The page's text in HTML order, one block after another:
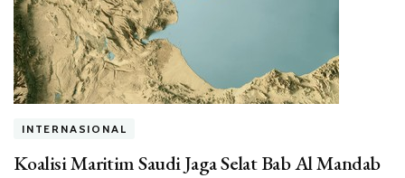
INTERNASIONAL
Koalisi Maritim Saudi Jaga Selat Bab Al Mandab